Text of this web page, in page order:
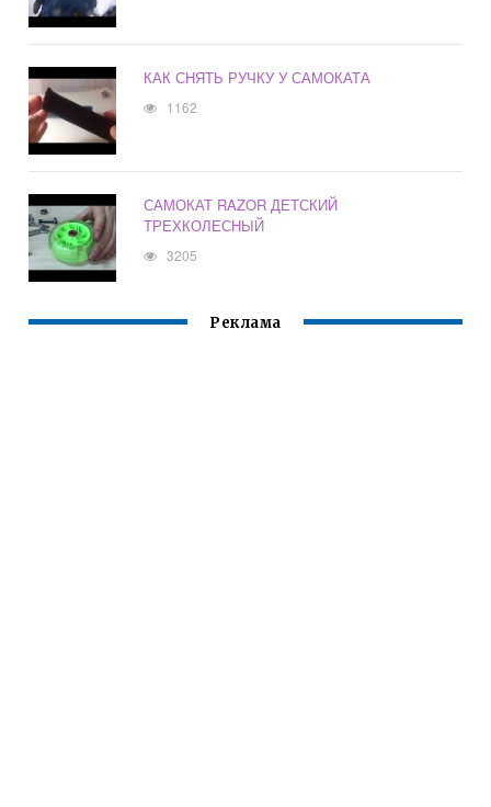
КАК СНЯТЬ РУЧКУ У САМОКАТА
1162
САМОКАТ RAZOR ДЕТСКИЙ
ТРЕХКОЛЕСНЫЙ
3205
Реклама